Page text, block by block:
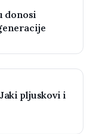
donosi
pljuskovi i